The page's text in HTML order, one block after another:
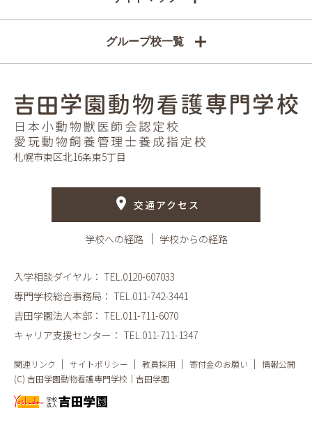
グループ校一覧
札幌市東区北16条東5丁目
交通アクセス
学校への経路 学校からの経路
入学相談ダイヤル： TEL.0120-607033
専門学校総合事務局： TEL.011-742-3441
吉田学園法人本部： TEL.011-711-6070
キャリア支援センター： TEL.011-711-1347
関連リンク サイトポリシー 教員採用 寄付金のお願い
情報公開
(C) 吉田学園動物看護専門学校｜吉田学園